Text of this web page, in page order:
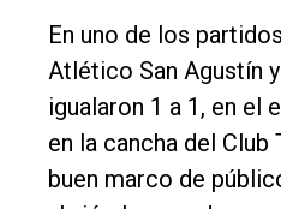
Tendencia
Int.
General
Política
En uno de los
Atlético San Agustín
igualaron 1 a 1, en el
en la cancha del Club
buen marco de